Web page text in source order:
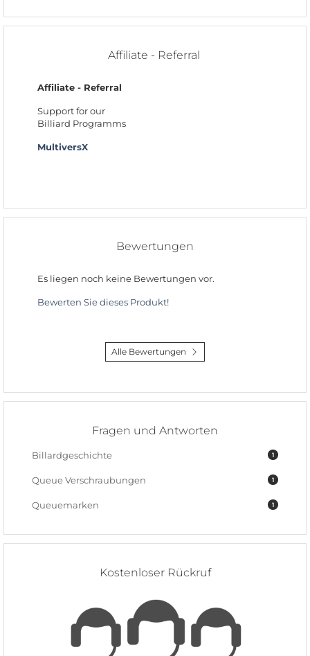
Affiliate - Referral
Affiliate - Referral
Support for our
Billiard Programms
MultiversX
Bewertungen
Es liegen noch keine Bewertungen vor.
Bewerten Sie dieses Produkt!
Alle Bewertungen
Fragen und Antworten
1
Billardgeschichte
1
Queue Verschraubungen
1
Queuemarken
Kostenloser Rückruf